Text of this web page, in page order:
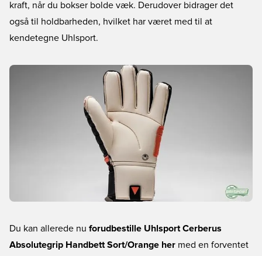
kraft, når du bokser bolde væk. Derudover bidrager det
også til holdbarheden, hvilket har været med til at
kendetegne Uhlsport.
Du kan allerede nu forudbestille Uhlsport Cerberus
Absolutegrip Handbett Sort/Orange her med en forventet